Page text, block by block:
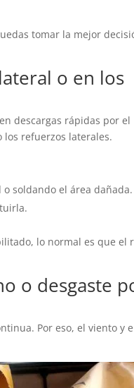
tomar la mejor
o en los
descargas rápidas por el
los refuerzos laterales.
soldando el área dañada.
lo normal es que el
o desgaste
Por eso, el viento y